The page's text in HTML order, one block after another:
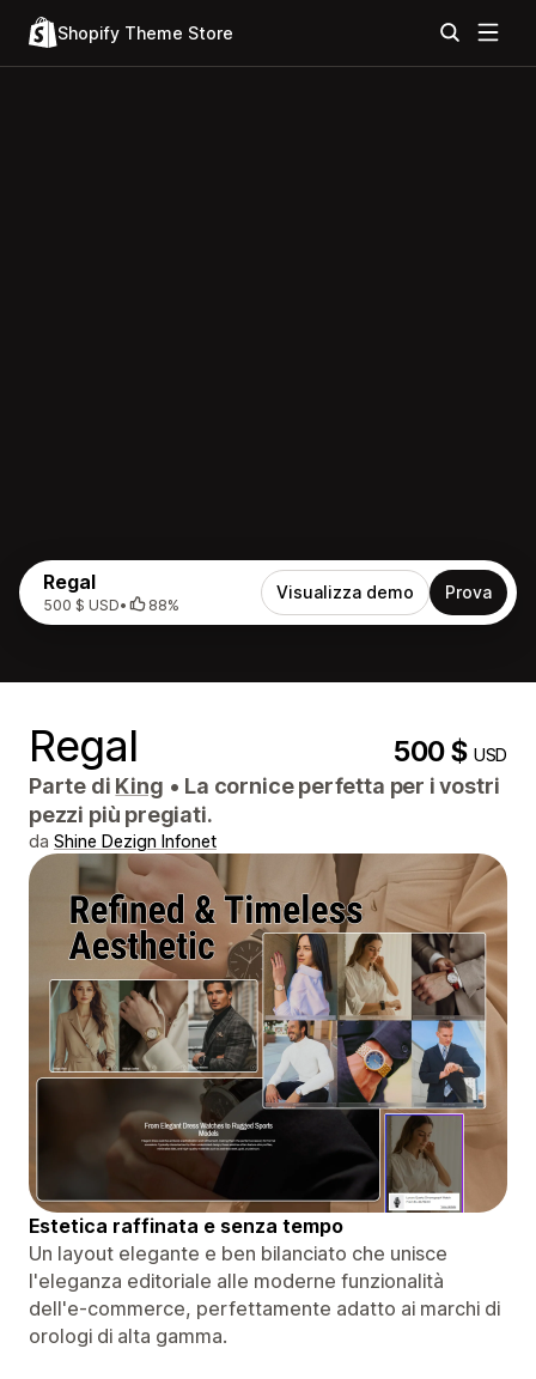
Shopify Theme Store
Regal
500 $ USD• 88%
Visualizza demo Prova
Regal 500 $USD
Parte di King • La cornice perfetta per i vostri
pezzi più pregiati.
da Shine Dezign Infonet
Estetica raffinata e senza tempo
Un layout elegante e ben bilanciato che unisce
l'eleganza editoriale alle moderne funzionalità
dell'e-commerce, perfettamente adatto ai marchi di
orologi di alta gamma.